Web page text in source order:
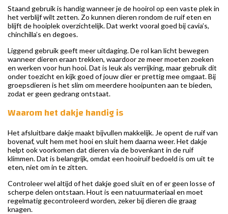
Staand gebruik is handig wanneer je de hooirol op een vaste plek in
het verblijf wilt zetten. Zo kunnen dieren rondom de ruif eten en
blijft de hooiplek overzichtelijk. Dat werkt vooral goed bij cavia’s,
chinchilla’s en degoes.
Liggend gebruik geeft meer uitdaging. De rol kan licht bewegen
wanneer dieren eraan trekken, waardoor ze meer moeten zoeken
en werken voor hun hooi. Dat is leuk als verrijking, maar gebruik dit
onder toezicht en kijk goed of jouw dier er prettig mee omgaat. Bij
groepsdieren is het slim om meerdere hooipunten aan te bieden,
zodat er geen gedrang ontstaat.
Waarom het dakje handig is
Het afsluitbare dakje maakt bijvullen makkelijk. Je opent de ruif van
bovenaf, vult hem met hooi en sluit hem daarna weer. Het dakje
helpt ook voorkomen dat dieren via de bovenkant in de ruif
klimmen. Dat is belangrijk, omdat een hooiruif bedoeld is om uit te
eten, niet om in te zitten.
Controleer wel altijd of het dakje goed sluit en of er geen losse of
scherpe delen ontstaan. Hout is een natuurmateriaal en moet
regelmatig gecontroleerd worden, zeker bij dieren die graag
knagen.